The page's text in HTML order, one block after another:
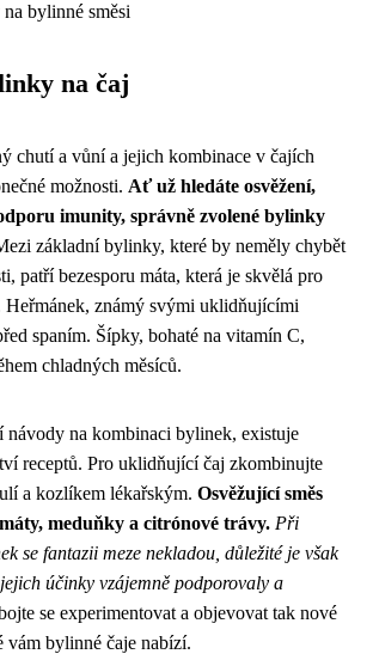
bylinné směsi
na čaj
chutí a vůní a jejich kombinace v čajích
možnosti. Ať už hledáte osvěžení,
imunity, správně zvolené bylinky
základní bylinky, které by neměly chybět
patří bezesporu máta, která je skvělá pro
Heřmánek, známý svými uklidňujícími
spaním. Šípky, bohaté na vitamín C,
chladných měsíců.
návody na kombinaci bylinek, existuje
receptů. Pro uklidňující čaj zkombinujte
a kozlíkem lékařským. Osvěžující směs
meduňky a citrónové trávy. Při
se fantazii meze nekladou, důležité je však
účinky vzájemně podporovaly a
se experimentovat a objevovat tak nové
vám bylinné čaje nabízí.